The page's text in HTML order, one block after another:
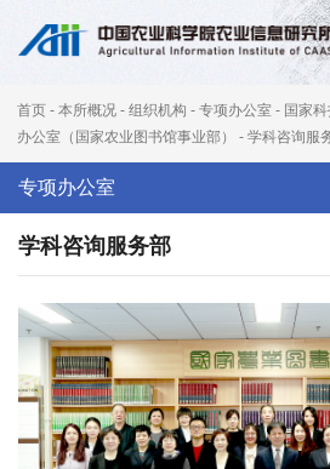
新
闻
态
本
所
首页 - 本所概况 - 组织机构 - 专项办公室 - 国家
办公室（国家农业图书馆事业部）
- 学科咨询服
专项办公室
学科咨询服务部